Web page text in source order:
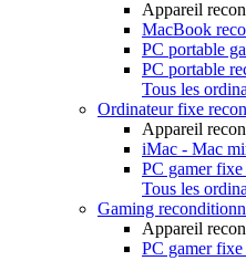
Appareil
MacBook
PC portable
PC portable
Tous les
Ordinateur fixe
Appareil
iMac - Mac
PC gamer
Tous les
Gaming
Appareil
PC gamer